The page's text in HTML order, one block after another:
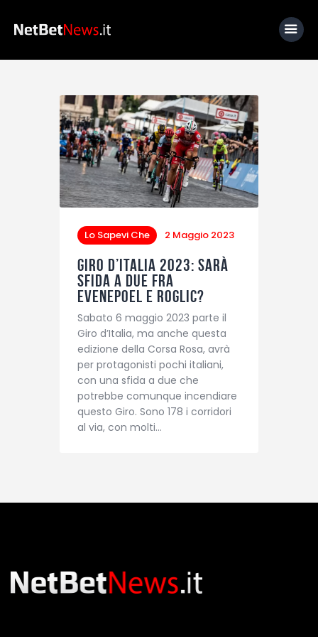
Home
News
Calcio
Basket
Tennis
Lo Sapevi Che
Fantacalcio
I consigli di Giulia
Serie A
Lo Sapevi Che 2 Maggio 2023
Giro d’Italia 2023: sarà
sfida a due fra
Evenepoel e Roglic?
Sabato 6 maggio 2023 parte il
Giro d’Italia, ma anche questa
edizione della Corsa Rosa, avrà
per protagonisti pochi italiani,
con una sfida a due che
potrebbe comunque incendiare
questo Giro. Sono 178 i corridori
al via, con molti…